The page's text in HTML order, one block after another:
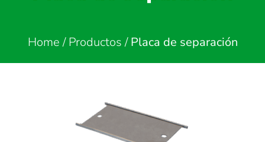
Home/Productos/Placa de separación